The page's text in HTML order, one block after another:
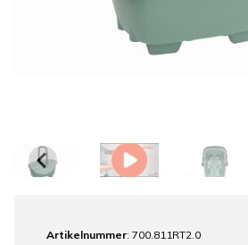
Artikelnummer: 700.811RT2.0